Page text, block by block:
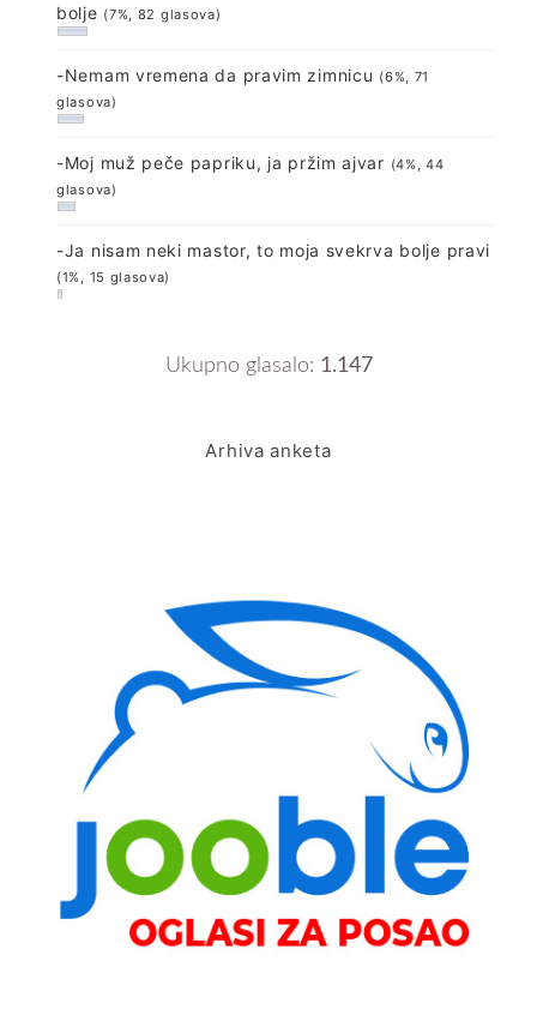
bolje (7%, 82 glasova)
-Nemam vremena da pravim zimnicu (6%, 71
glasova)
-Moj muž peče papriku, ja pržim ajvar (4%, 44
glasova)
-Ja nisam neki mastor, to moja svekrva bolje pravi
(1%, 15 glasova)
Ukupno glasalo: 1.147
Arhiva anketa